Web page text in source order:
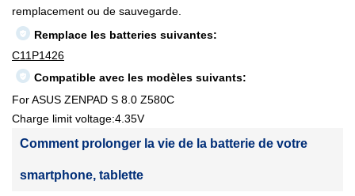
remplacement ou de sauvegarde.
Remplace les batteries suivantes:
C11P1426
Compatible avec les modèles suivants:
For ASUS ZENPAD S 8.0 Z580C
Charge limit voltage:4.35V
Comment prolonger la vie de la batterie de votre
smartphone, tablette